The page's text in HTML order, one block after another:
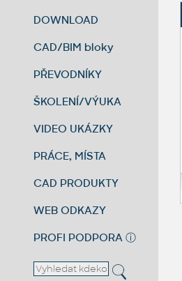
DOWNLOAD
CAD/BIM bloky
PŘEVODNÍKY
ŠKOLENÍ/VÝUKA
VIDEO UKÁZKY
PRÁCE, MÍSTA
CAD PRODUKTY
WEB ODKAZY
PROFI PODPORA ⓘ